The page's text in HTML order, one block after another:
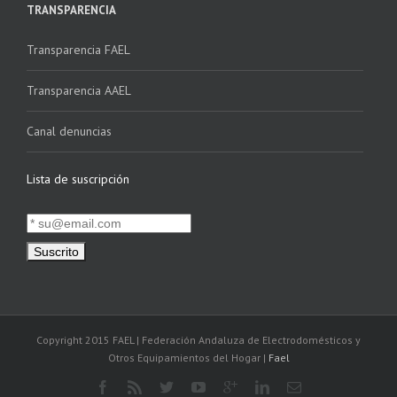
TRANSPARENCIA
Transparencia FAEL
Transparencia AAEL
Canal denuncias
Lista de suscripción
Copyright 2015 FAEL | Federación Andaluza de Electrodomésticos y
Otros Equipamientos del Hogar | Fael